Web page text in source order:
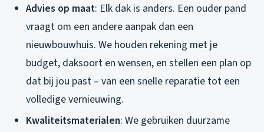
Advies op maat: Elk dak is anders. Een ouder pand
vraagt om een andere aanpak dan een
nieuwbouwhuis. We houden rekening met je
budget, daksoort en wensen, en stellen een plan op
dat bij jou past – van een snelle reparatie tot een
volledige vernieuwing.
Kwaliteitsmaterialen: We gebruiken duurzame